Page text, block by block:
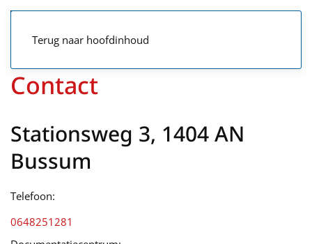
Terug naar hoofdinhoud
Contact
Stationsweg 3, 1404 AN
Bussum
Telefoon:
0648251281